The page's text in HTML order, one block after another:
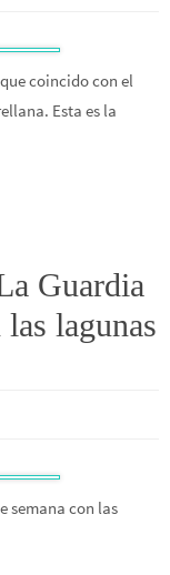
coincido con el
Esta es la
Guardia
lagunas
semana con las